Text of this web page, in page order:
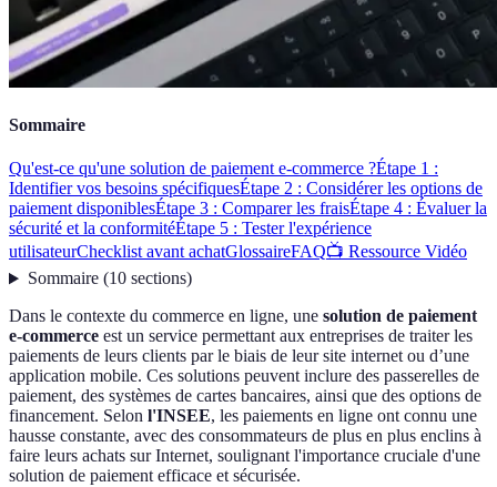
Sommaire
Qu'est-ce qu'une solution de paiement e-commerce ?Étape 1 :
Identifier vos besoins spécifiquesÉtape 2 : Considérer les options de
paiement disponiblesÉtape 3 : Comparer les fraisÉtape 4 : Évaluer la
sécurité et la conformitéÉtape 5 : Tester l'expérience
utilisateurChecklist avant achatGlossaireFAQ📺 Ressource Vidéo
Sommaire(10 sections)
Dans le contexte du commerce en ligne, une solution de paiement
e-commerce est un service permettant aux entreprises de traiter les
paiements de leurs clients par le biais de leur site internet ou d’une
application mobile. Ces solutions peuvent inclure des passerelles de
paiement, des systèmes de cartes bancaires, ainsi que des options de
financement. Selon l'INSEE, les paiements en ligne ont connu une
hausse constante, avec des consommateurs de plus en plus enclins à
faire leurs achats sur Internet, soulignant l'importance cruciale d'une
solution de paiement efficace et sécurisée.